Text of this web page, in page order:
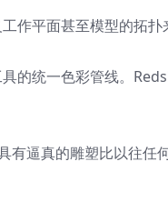
作平面甚至模型的拓扑
的统一色彩管线。
有逼真的雕塑比以往任